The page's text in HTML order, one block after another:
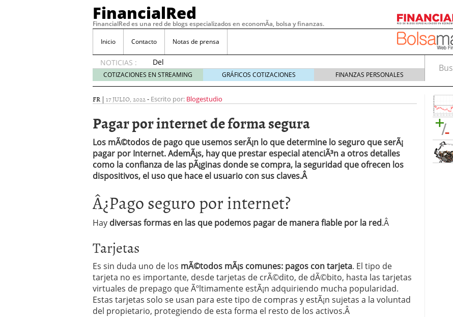
FinancialRed
FinancialRed es una red de blogs especializados en economÃ­a, bolsa y finanzas.
Inicio Contacto Notas de prensa
NOTICIAS :
Del
depósito
a la
cómo
cambiando
gestión
del
ahorro
en
España
Seguros de convenio en pymes: la obligación que muchas empresas
descubren cuando ya es demasiado tarde
ReseÃ±a de SIFX: Lo Que Deben Saber los Traders Mexicanos Antes de
CÃ³mo afrontar una baja mÃ©dica cuando trabajas por cuenta propia
26/05/2026
COTIZACIONES EN STREAMING GRÁFICOS COTIZACIONES FINANZAS PERSONALES
FR | 17 JULIO, 2022- Escrito por: Blogestudio
Pagar por internet de forma segura
Los mÃ©todos de pago que usemos serÃ¡n lo que determine lo seguro que serÃ¡
pagar por Internet. AdemÃ¡s, hay que prestar especial atenciÃ³n a otros detalles
como la confianza de las pÃ¡ginas donde se compra, la seguridad que ofrecen los
dispositivos, el uso que hace el usuario con sus claves.Â
Â¿Pago seguro por internet?
Hay diversas formas en las que podemos pagar de manera fiable por la red.Â
Tarjetas
Es sin duda uno de los mÃ©todos mÃ¡s comunes: pagos con tarjeta. El tipo de
tarjeta no es importante, desde tarjetas de crÃ©dito, de dÃ©bito, hasta las tarjetas
virtuales de prepago que Ãºltimamente estÃ¡n adquiriendo mucha popularidad.
Estas tarjetas solo se usan para este tipo de compras y estÃ¡n sujetas a la voluntad
del propietario, protegiendo de esta forma el resto de los activos.Â